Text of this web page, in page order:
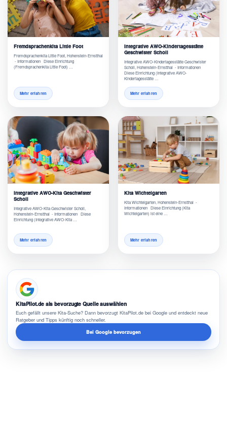
Fremdsprachenkita Little Foot
Fremdsprachenkita Little Foot, Hohenstein-Ernstthal
- Informationen Diese Einrichtung
(Fremdsprachenkita Little Foot) …
Mehr erfahren
Integrative AWO-Kindertagesstätte
Geschwister Scholl
Integrative AWO-Kindertagesstätte Geschwister
Scholl, Hohenstein-Ernstthal - Informationen
Diese Einrichtung (Integrative AWO-
Kindertagesstätte …
Mehr erfahren
Integrative AWO-Kita Geschwister
Scholl
Integrative AWO-Kita Geschwister Scholl,
Hohenstein-Ernstthal - Informationen Diese
Einrichtung (Integrative AWO-Kita …
Mehr erfahren
Kita Wichtelgarten
Kita Wichtelgarten, Hohenstein-Ernstthal -
Informationen Diese Einrichtung (Kita
Wichtelgarten) ist eine …
Mehr erfahren
KitaPilot.de als bevorzugte Quelle auswählen
Euch gefällt unsere Kita-Suche? Dann bevorzugt KitaPilot.de bei Google und entdeckt neue
Ratgeber und Tipps künftig noch schneller.
Bei Google bevorzugen